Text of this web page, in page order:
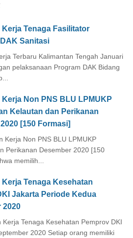
Tenaga Fasilitator
Sanitasi
Terbaru Kalimantan Tengah Januari
pelaksanaan Program DAK Bidang
Non PNS BLU LPMUKP
Kelautan dan Perikanan
[150 Formasi]
Kerja Non PNS BLU LPMUKP
Perikanan Desember 2020 [150
memilih...
Tenaga Kesehatan
Jakarta Periode Kedua
2020
Tenaga Kesehatan Pemprov DKI
2020 Setiap orang memiliki